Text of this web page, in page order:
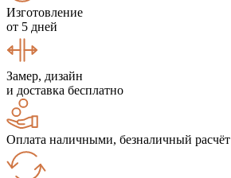
Изготовление
от 5 дней
Замер, дизайн
и доставка бесплатно
Оплата наличными, безналичный расчёт